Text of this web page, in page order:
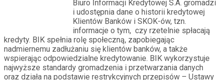
Biuro Informacji Kredytowej S.A. gromadzi
i udostępnia dane o historii kredytowej
Klientów Banków i SKOK-ów, tzn.
informacje o tym, czy rzetelnie spłacają
kredyty. BIK spełnia rolę społeczną, zapobiegając
nadmiernemu zadłużaniu się klientów banków, a także
wspierając odpowiedzialne kredytowanie. BIK wykorzystuje
najwyższe standardy gromadzenia i przetwarzania danych
oraz działa na podstawie restrykcyjnych przepisów – Ustawy